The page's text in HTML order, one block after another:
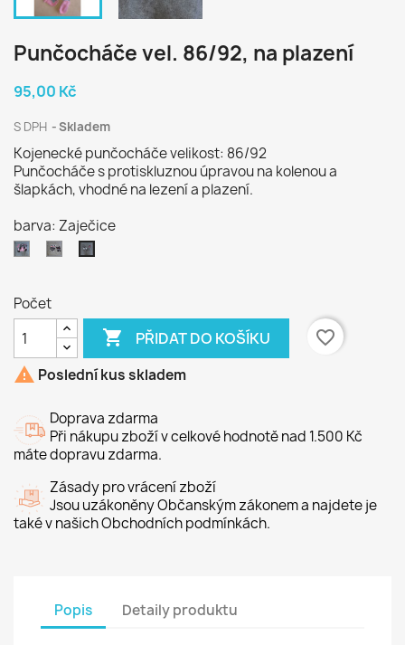
Punčocháče vel. 86/92, na plazení
95,00 Kč
S DPH Skladem
Kojenecké punčocháče velikost: 86/92
Punčocháče s protiskluznou úpravou na kolenou a
šlapkách, vhodné na lezení a plazení.
barva: Zaječice
KočaKoťata
Počet
 PŘIDAT DO KOŠÍKU
favorite_border
 Poslední kus skladem
Doprava zdarma
Při nákupu zboží v celkové hodnotě nad 1.500 Kč
máte dopravu zdarma.
Zásady pro vrácení zboží
Jsou uzákoněny Občanským zákonem a najdete je
také v našich Obchodních podmínkách.
Popis Detaily produktu